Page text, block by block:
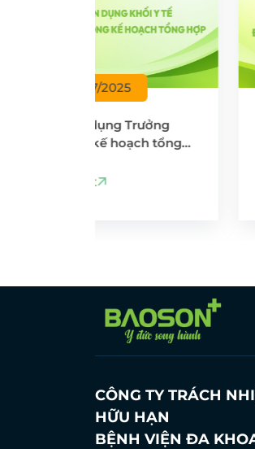
26/07/2025
Tuyển dụng Điều
dưỡng dụng cụ
CÔNG TY TRÁCH
HỮU HẠN
BỆNH VIỆN ĐA